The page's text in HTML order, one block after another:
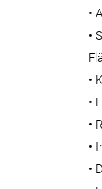
•
•
•
•
•
•
•